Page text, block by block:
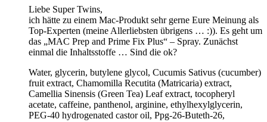
Liebe Super Twins,
ich hätte zu einem Mac-Produkt sehr gerne Eure Meinung als
Top-Experten (meine Allerliebsten übrigens … :)). Es geht um
das „MAC Prep and Prime Fix Plus“ – Spray. Zunächst
einmal die Inhaltsstoffe … Sind die ok?
Water, glycerin, butylene glycol, Cucumis Sativus (cucumber)
fruit extract, Chamomilla Recutita (Matricaria) extract,
Camellia Sinensis (Green Tea) Leaf extract, tocopheryl
acetate, caffeine, panthenol, arginine, ethylhexylglycerin,
PEG-40 hydrogenated castor oil, Ppg-26-Buteth-26,